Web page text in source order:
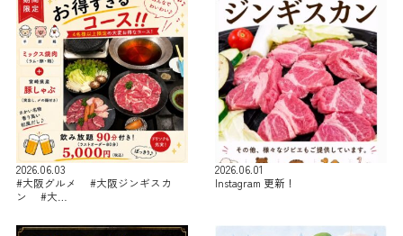
2026.06.03
#大阪グルメ #大阪ジンギスカ
ン #大…
2026.06.01
Instagram 更新！